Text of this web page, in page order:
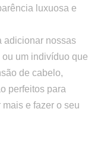
luxuosa e
adicionar nossas
um indivíduo que
de cabelo,
perfeitos para
e fazer o seu